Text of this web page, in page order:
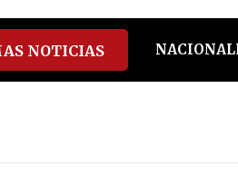
spotify
NOTICIAS